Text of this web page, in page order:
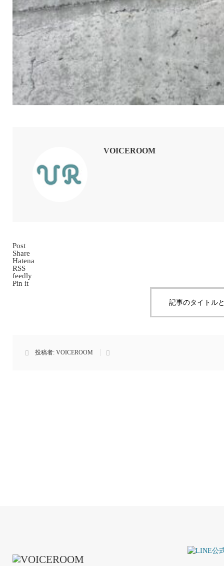
VOICEROOM
Post
Share
Hatena
RSS
feedly
Pin it
記事のタイトル
投稿者: VOICEROOM